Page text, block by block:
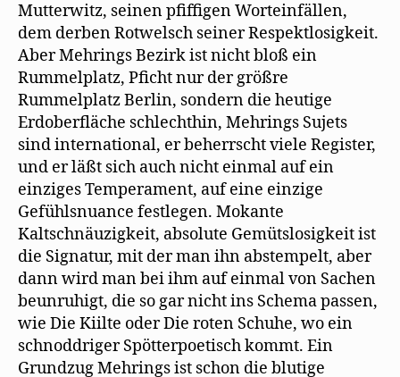
Mutterwitz, seinen pfiffigen Worteinfällen,
dem derben Rotwelsch seiner Respektlosigkeit.
Aber Mehrings Bezirk ist nicht bloß ein
Rummelplatz, Pficht nur der größre
Rummelplatz Berlin, sondern die heutige
Erdoberfläche schlechthin, Mehrings Sujets
sind international, er beherrscht viele Register,
und er läßt sich auch nicht einmal auf ein
einziges Temperament, auf eine einzige
Gefühlsnuance festlegen. Mokante
Kaltschnäuzigkeit, absolute Gemütslosigkeit ist
die Signatur, mit der man ihn abstempelt, aber
dann wird man bei ihm auf einmal von Sachen
beunruhigt, die so gar nicht ins Schema passen,
wie Die Kiilte oder Die roten Schuhe, wo ein
schnoddriger Spötterpoetisch kommt. Ein
Grundzug Mehrings ist schon die blutige